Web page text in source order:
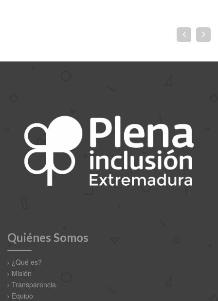
Quiénes Somos
¿Qué es?
Misión
Transparencia
Equipo